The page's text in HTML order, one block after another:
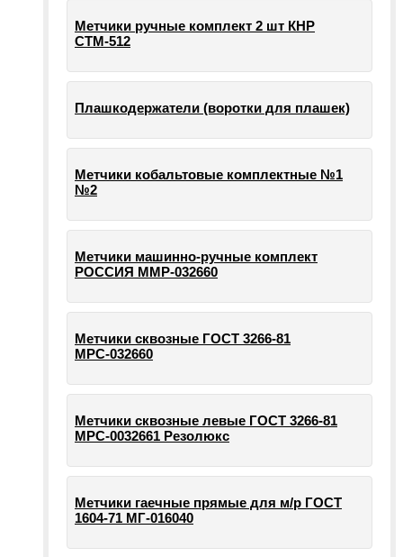
Метчики ручные комплект 2 шт КНР
СТМ-512
Плашкодержатели (воротки для плашек)
Метчики кобальтовые комплектные №1
№2
Метчики машинно-ручные комплект
РОССИЯ ММР-032660
Метчики сквозные ГОСТ 3266-81
МРС-032660
Метчики сквозные левые ГОСТ 3266-81
МРС-0032661 Резолюкс
Метчики гаечные прямые для м/р ГОСТ
1604-71 МГ-016040